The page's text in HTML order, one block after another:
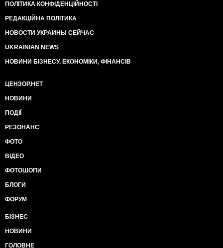
ПОЛІТИКА КОНФІДЕНЦІЙНОСТІ
РЕДАКЦІЙНА ПОЛІТИКА
НОВОСТИ УКРАИНЫ СЕЙЧАС
UKRAINIAN NEWS
НОВИНИ БІЗНЕСУ, ЕКОНОМІКИ, ФІНАНСІВ
ЦЕНЗОР.НЕТ
НОВИНИ
ПОДІЇ
РЕЗОНАНС
ФОТО
ВІДЕО
ФОТОШОПИ
БЛОГИ
ФОРУМ
БІЗНЕС
НОВИНИ
ГОЛОВНЕ